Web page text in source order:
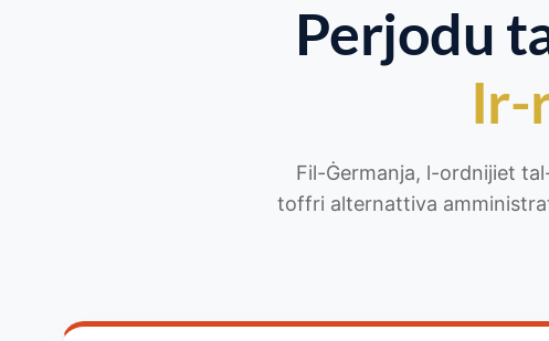
Perjodu
Ir-
Fil-Ġermanja, l-ordnijiet
toffri alternattiva